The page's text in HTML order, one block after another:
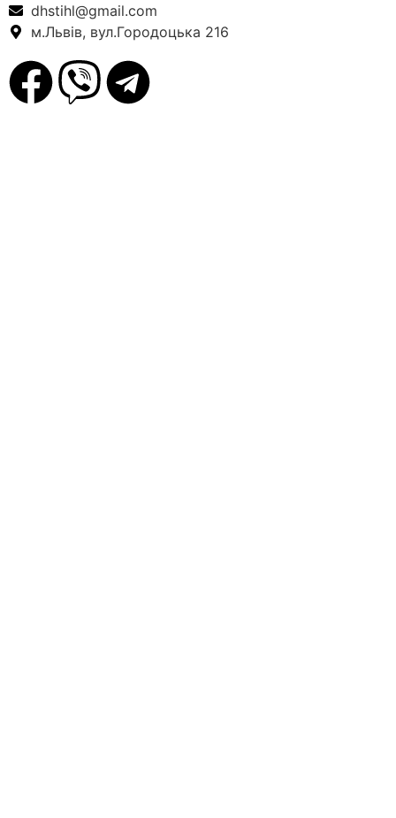
dhstihl@gmail.com
м.Львів, вул.Городоцька 216